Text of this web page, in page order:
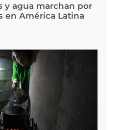
y agua marchan por
en América Latina